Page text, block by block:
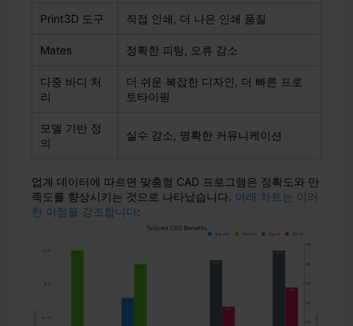
Print3D 도구 직접 인쇄, 더 나은 인쇄 품질
Mates 정확한 피팅, 오류 감소
다중 바디 처
리
더 쉬운 복잡한 디자인, 더 빠른 프로
토타이핑
모델 기반 정
의
실수 감소, 명확한 커뮤니케이션
업계 데이터에 따르면 맞춤형 CAD 프로그램은 정확도와 만
족도를 향상시키는 것으로 나타났습니다. 아래 차트는 이러
한 이점을 강조합니다: